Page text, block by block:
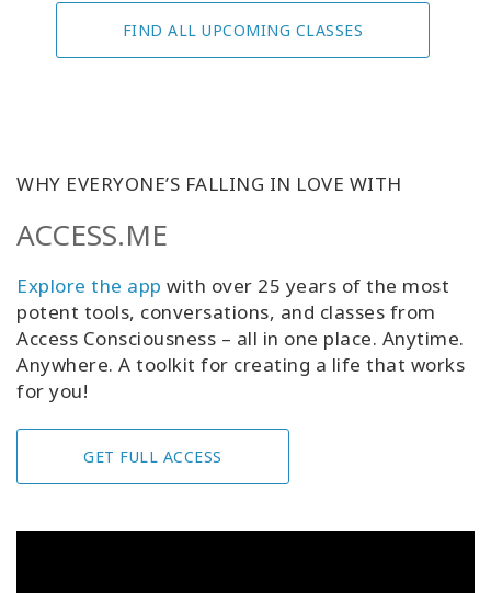
FIND ALL UPCOMING CLASSES
WHY EVERYONE’S FALLING IN LOVE WITH
ACCESS.ME
Explore the app with over 25 years of the most
potent tools, conversations, and classes from
Access Consciousness – all in one place. Anytime.
Anywhere. A toolkit for creating a life that works
for you!
GET FULL ACCESS